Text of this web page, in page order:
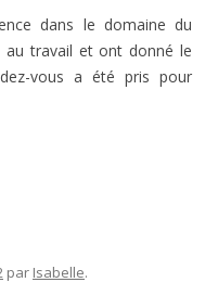
dans le domaine du
au travail et ont donné le
vous a été pris pour
par Isabelle.